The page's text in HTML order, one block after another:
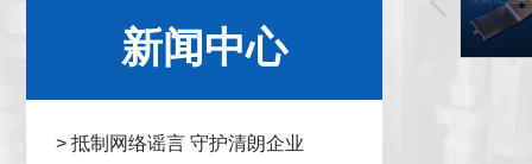
新闻中心
> 抵制网络谣言 守护清朗企业